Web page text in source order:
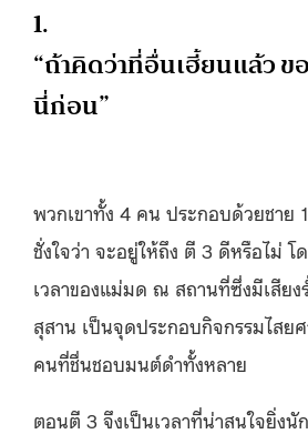
1.
“ถ้าคิดว่าที่อื่นเฮี้ยนแล้ว
นี่ก่อน”
พวกเขาทั้ง 4 คน ประกอบด้วยชาย
ชั่งใจว่า จะอยู่ให้ถึง ตี 3 ดีหรือไม่ โ
เวลาของแม่มด ณ สถานที่ซึ่งมีเสียง
สุสาน เป็นจุดประกอบกิจกรรมไสย
คนที่ชื่นชอบมนต์ดำทั้งหลาย
ตอนตี 3 จึงเป็นเวลาที่น่าสนใจยิ่งนั